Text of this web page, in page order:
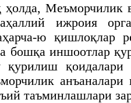
Меъморчилик
ижроия
ю қишлоқлар
бошқа иншоотлар
қурилиш қоидалари
анъаналари
таъминлашлари